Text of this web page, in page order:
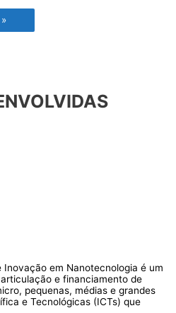
Inovação em Nanotecnologia é um
e financiamento de
pequenas, médias e grandes
e Tecnológicas (ICTs) que